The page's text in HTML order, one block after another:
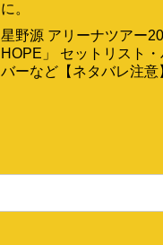
に。
星野源 アリーナツアー
HOPE」 セットリスト
バーなど【ネタバレ注意